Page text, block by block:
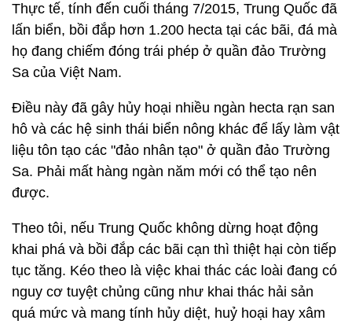
Thực tế, tính đến cuối tháng 7/2015, Trung Quốc đã
lấn biển, bồi đắp hơn 1.200 hecta tại các bãi, đá mà
họ đang chiếm đóng trái phép ở quần đảo Trường
Sa của Việt Nam.
Điều này đã gây hủy hoại nhiều ngàn hecta rạn san
hô và các hệ sinh thái biển nông khác để lấy làm vật
liệu tôn tạo các "đảo nhân tạo" ở quần đảo Trường
Sa. Phải mất hàng ngàn năm mới có thể tạo nên
được.
Theo tôi, nếu Trung Quốc không dừng hoạt động
khai phá và bồi đắp các bãi cạn thì thiệt hại còn tiếp
tục tăng. Kéo theo là việc khai thác các loài đang có
nguy cơ tuyệt chủng cũng như khai thác hải sản
quá mức và mang tính hủy diệt, huỷ hoại hay xâm